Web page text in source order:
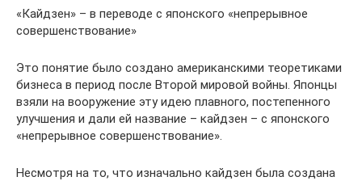
«Кайдзен» – в переводе с японского «непрерывное
совершенствование»
Это понятие было создано американскими теоретиками
бизнеса в период после Второй мировой войны. Японцы
взяли на вооружение эту идею плавного, постепенного
улучшения и дали ей название – кайдзен – с японского
«непрерывное совершенствование».
Несмотря на то, что изначально кайдзен была создана